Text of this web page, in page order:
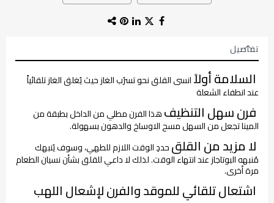
تفاصيل
السلامة أولاًانسى القلق نحو تسرُب الغاز حيث يُغلق الغاز تلقائياً
عند انطفاء الشعلة
فرن سهل التنظيفهذا الفرن مطلي من الداخل بطبقة من
المينا تجعل من السهل مسح الاوساخ والدهون بسهولة.
لا مزيد من القلقحددِ الوقت اللازم للطهي، وسوف يُنبهك
مُنبهه البوتاجاز عند انتهاء الوقت. لذلك لا داعي للقلق بشأن نسيان الطعام
مرة أخرى.
اشتعال تلقائي للموقد والفرن لإشعال اللهب